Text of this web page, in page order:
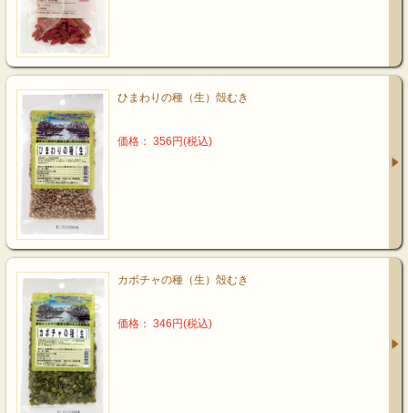
ひまわりの種（生）殻むき
価格： 356円(税込)
カボチャの種（生）殻むき
価格： 346円(税込)